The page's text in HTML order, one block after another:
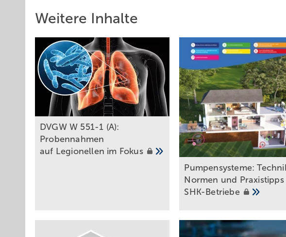
Weitere Inhalte
DVGW W 551-1 (A):
Probennahmen
auf Legionellen im Fokus
Pu mpensysteme:
Normen und
SHK-Betriebe